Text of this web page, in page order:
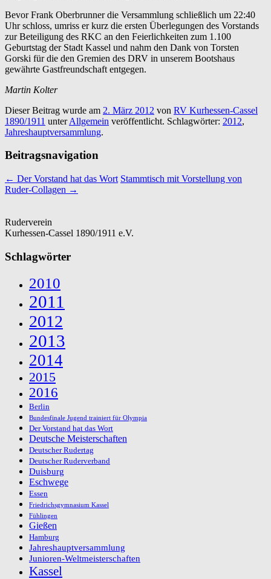
Bevor Frank Oberbrunner die Versammlung schließlich um 22:40
Uhr schloss, umriss er kurz die ersten Überlegungen des Vorstands
zur Beteiligung des RKC an den Feierlichkeiten zum 1.100
Geburtstag der Stadt Kassel und nahm den Dank von Torsten
Gorski für die den Gremien des DRV in unserem Bootshaus
gewährte Gastfreundschaft entgegen.
Martin Kolter
Dieser Beitrag wurde am 2. März 2012 von RV Kurhessen-Cassel
1890/1911 unterAllgemein veröffentlicht. Schlagwörter: 2012,
Jahreshauptversammlung.
Beitragsnavigation
← Der Vorstand hat das Wort Stammtisch mit Vorstellung von
Ruder-Collagen →
Ruderverein
Kurhessen-Cassel 1890/1911 e.V.
Schlagwörter
2010
2011
2012
2013
2014
2015
2016
Berlin
Bundesfinale Jugend trainiert für Olympia
Der Vorstand hat das Wort
Deutsche Meisterschaften
Deutscher Rudertag
Deutscher Ruderverband
Duisburg
Eschwege
Essen
Friedrichsgymnasium Kassel
Fühlingen
Gießen
Hamburg
Jahreshauptversammlung
Junioren-Weltmeisterschaften
Kassel